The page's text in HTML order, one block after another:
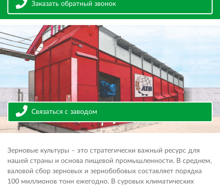
Заказать обратный звонок
Связаться с заводом
Зерновые культуры – это стратегически важный ресурс для
нашей страны и основа пищевой промышленности. В среднем,
валовой сбор зерновых и зернобобовых составляет порядка
100 миллионов тонн ежегодно. В суровых климатических